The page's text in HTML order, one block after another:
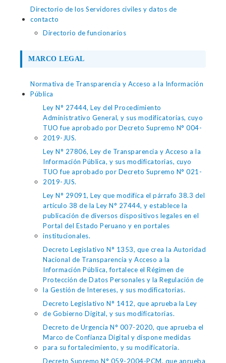
Directorio de los Servidores civiles y datos de
contacto
Directorio de funcionarios
MARCO LEGAL
Normativa de Transparencia y Acceso a la Información
Pública
Ley N° 27444, Ley del Procedimiento
Administrativo General, y sus modificatorias, cuyo
TUO fue aprobado por Decreto Supremo N° 004-
2019-JUS.
Ley N° 27806, Ley de Transparencia y Acceso a la
Información Pública, y sus modificatorias, cuyo
TUO fue aprobado por Decreto Supremo N° 021-
2019-JUS.
Ley N° 29091, Ley que modifica el párrafo 38.3 del
artículo 38 de la Ley N° 27444, y establece la
publicación de diversos dispositivos legales en el
Portal del Estado Peruano y en portales
institucionales.
Decreto Legislativo N° 1353, que crea la Autoridad
Nacional de Transparencia y Acceso a la
Información Pública, fortalece el Régimen de
Protección de Datos Personales y la Regulación de
la Gestión de Intereses, y sus modificatorias.
Decreto Legislativo N° 1412, que aprueba la Ley
de Gobierno Digital, y sus modificatorias.
Decreto de Urgencia N° 007-2020, que aprueba el
Marco de Confianza Digital y dispone medidas
para su fortalecimiento, y su modificatoria.
Decreto Supremo N° 059-2004-PCM, que aprueba